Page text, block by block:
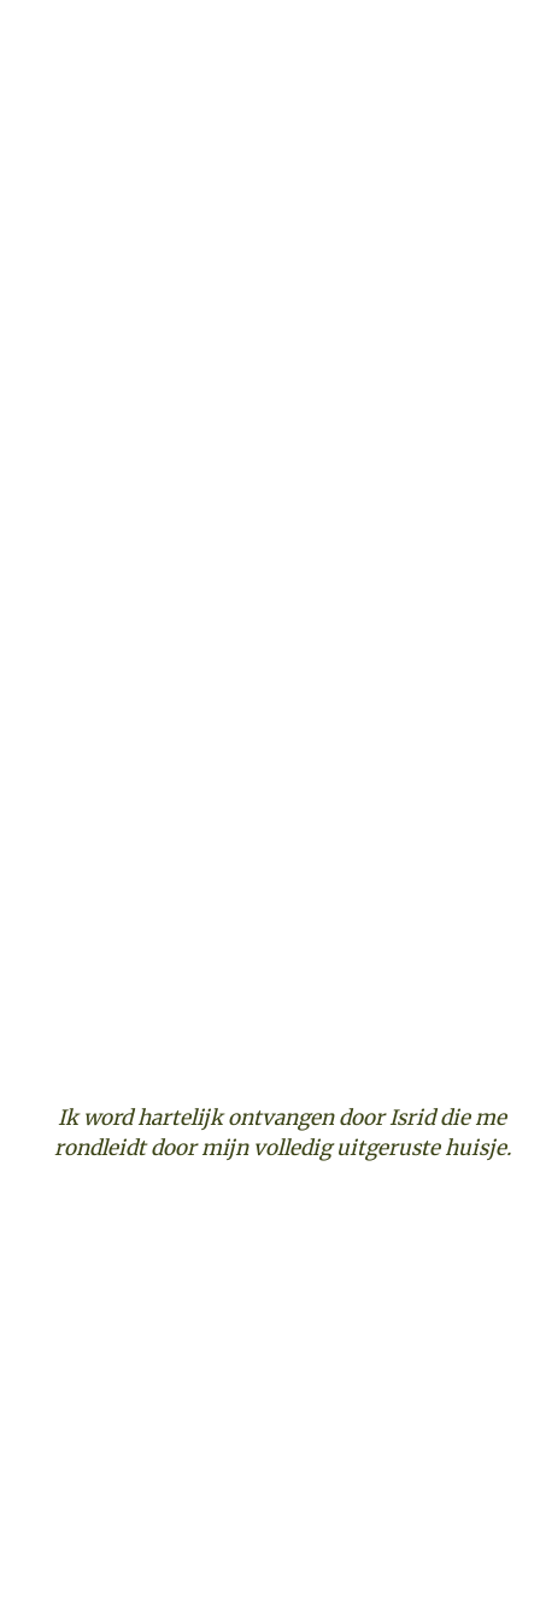
Ik word hartelijk ontvangen door Isrid die me
rondleidt door mijn volledig uitgeruste huisje.